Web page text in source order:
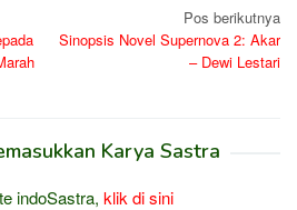
Pos berikutnya
Sinopsis Novel Supernova 2: Akar
– Dewi Lestari
Karya Sastra
indoSastra, klik di sini